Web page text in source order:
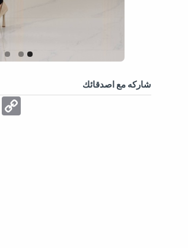
شاركه مع اصدقائك
Copy
Link